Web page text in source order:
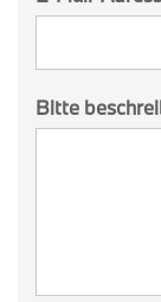
Bitte